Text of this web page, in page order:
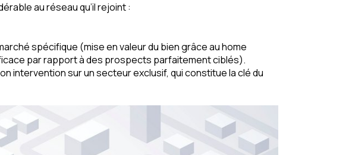
au réseau qu’il rejoint :
spécifique (mise en valeur du bien grâce au home
par rapport à des prospects parfaitement ciblés).
intervention sur un secteur exclusif, qui constitue la clé du